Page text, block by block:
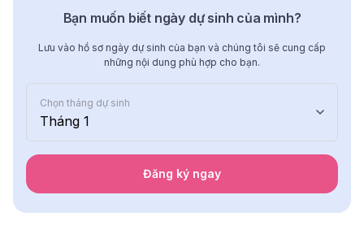
Bạn muốn biết ngày dự sinh của mình?
Lưu vào hồ sơ ngày dự sinh của bạn và chúng tôi sẽ cung cấp
những nội dung phù hợp cho bạn.
Chọn tháng dự sinh
Tháng 1
Đăng ký ngay